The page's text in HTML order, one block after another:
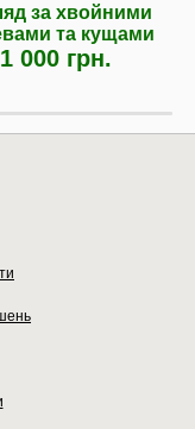
за хвойними
та кущами
1 000 грн.